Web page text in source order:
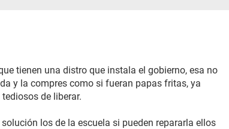
tienen una distro que instala el gobierno, esa no
y la compres como si fueran papas fritas, ya
de liberar.
los de la escuela si pueden repararla ellos